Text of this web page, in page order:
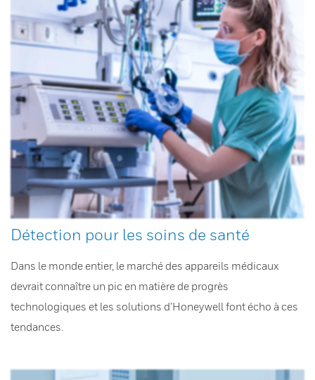
Détection pour les soins de santé
Dans le monde entier, le marché des appareils médicaux
devrait connaître un pic en matière de progrès
technologiques et les solutions d’Honeywell font écho à ces
tendances.